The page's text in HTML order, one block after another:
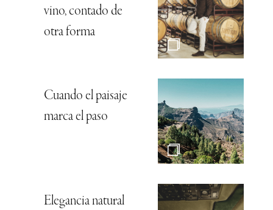
vino, contado de
otra forma
Cuando el paisaje
marca el paso
Elegancia natural